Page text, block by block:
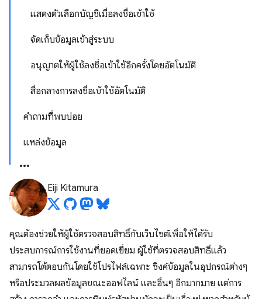
แสดงตัวเลือกบัญชีเมื่อลงชื่อเข้าใช้
จัดเก็บข้อมูลเข้าสู่ระบบ
อนุญาตให้ผู้ใช้ลงชื่อเข้าใช้อีกครั้งโดยอัตโนมัติ
สื่อกลางการลงชื่อเข้าใช้อัตโนมัติ
คำถามที่พบบ่อย
แหล่งข้อมูล
Eiji Kitamura
คุณต้องช่วยให้ผู้ใช้ตรวจสอบสิทธิ์กับเว็บไซต์เพื่อให้ได้รับ
ประสบการณ์การใช้งานที่ยอดเยี่ยม ผู้ใช้ที่ตรวจสอบสิทธิ์แล้ว
สามารถโต้ตอบกันโดยใช้โปรไฟล์เฉพาะ ซิงค์ข้อมูลในอุปกรณ์ต่างๆ
หรือประมวลผลข้อมูลขณะออฟไลน์ และอื่นๆ อีกมากมาย แต่การ